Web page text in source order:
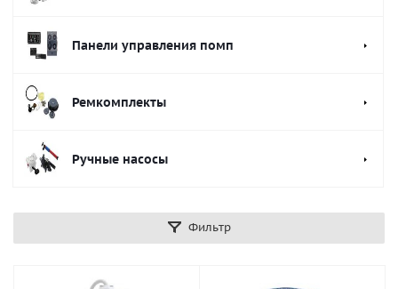
Панели управления помп
Ремкомплекты
Ручные насосы
Фильтр